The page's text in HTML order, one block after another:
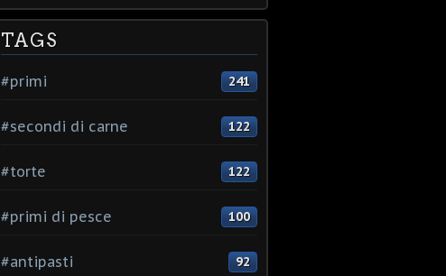
TAGS
#primi 241
#secondi di carne 122
#torte 122
#primi di pesce 100
#antipasti 92